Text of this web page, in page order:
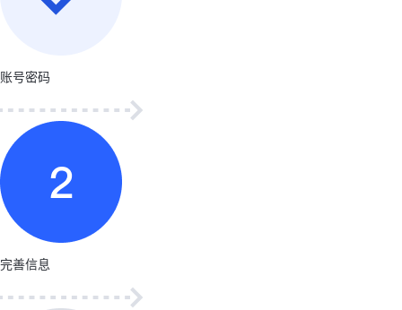
账号密码
完善信息